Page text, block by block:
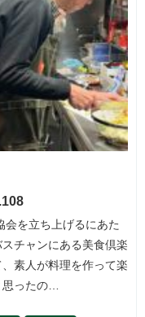
会を立ち上げるにあた
チャンにある美食倶楽
素人が料理を作って楽
ったの…